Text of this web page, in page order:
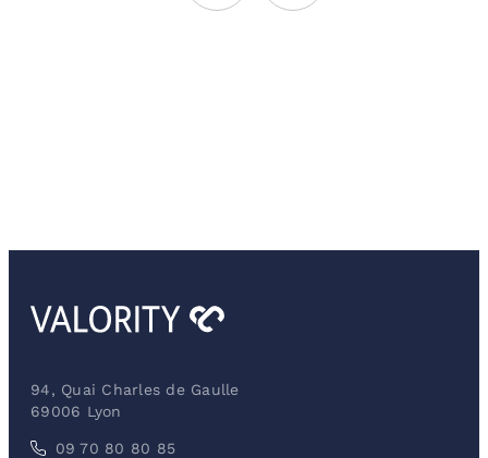
94, Quai Charles de Gaulle
69006 Lyon
09 70 80 80 85